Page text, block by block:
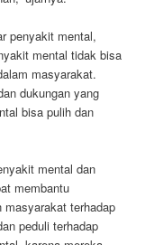
penyakit mental,
mental tidak bisa
masyarakat.
dukungan yang
bisa pulih dan
mental dan
membantu
masyarakat terhadap
peduli terhadap